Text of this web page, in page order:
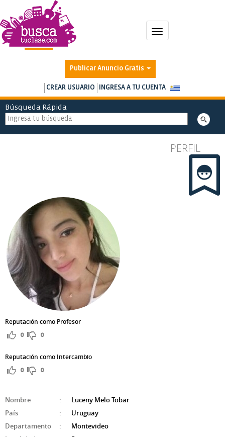
Toggle
navigation
Publicar Anuncio Gratis
CREAR USUARIO INGRESA A TU CUENTA
Búsqueda Rápida
PERFIL
Reputación como Profesor
0 0
Reputación como Intercambio
0 0
Nombre :
Luceny Melo Tobar
País
:
Uruguay
Departamento
:
Montevideo